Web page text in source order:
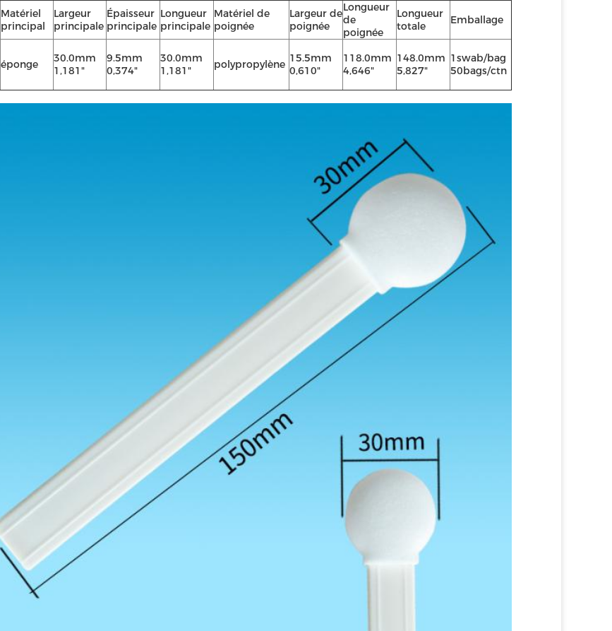
Matériel
principal
Largeur
principale
Épaisseur
principale
Longueur
principale
Matériel de
poignée
Largeur de
poignée
Longueur
de
poignée
Longueur
totale
Emballage
éponge
30.0mm
1,181"
9.5mm
0,374"
30.0mm
1,181"
polypropylène 15.5mm
0,610"
118.0mm
4,646"
148.0mm
5,827"
1swab/bag
50bags/ctn